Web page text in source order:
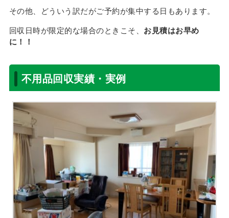
その他、どういう訳だがご予約が集中する日もあります。
回収日時が限定的な場合のときこそ、 お見積はお早め
に！！
不用品回収実績・実例